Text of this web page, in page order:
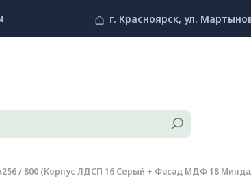
г. Красноярск, ул.
/ 800 (Корпус ЛДСП 16 Серый + Фасад МДФ 18